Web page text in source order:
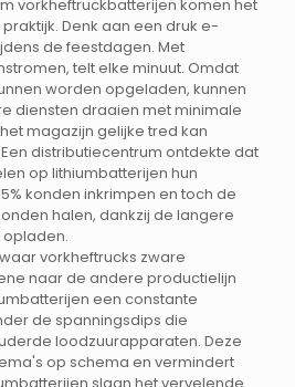
vorkheftruckbatterijen komen het
Denk aan een druk e-
de feestdagen. Met
telt elke minuut. Omdat
worden opgeladen, kunnen
diensten draaien met minimale
magazijn gelijke tred kan
distributiecentrum ontdekte dat
op lithiumbatterijen hun
konden inkrimpen en toch de
halen, dankzij de langere
opladen.
vorkheftrucks zware
naar de andere productielijn
een constante
de spanningsdips die
loodzuurapparaten. Deze
op schema en vermindert